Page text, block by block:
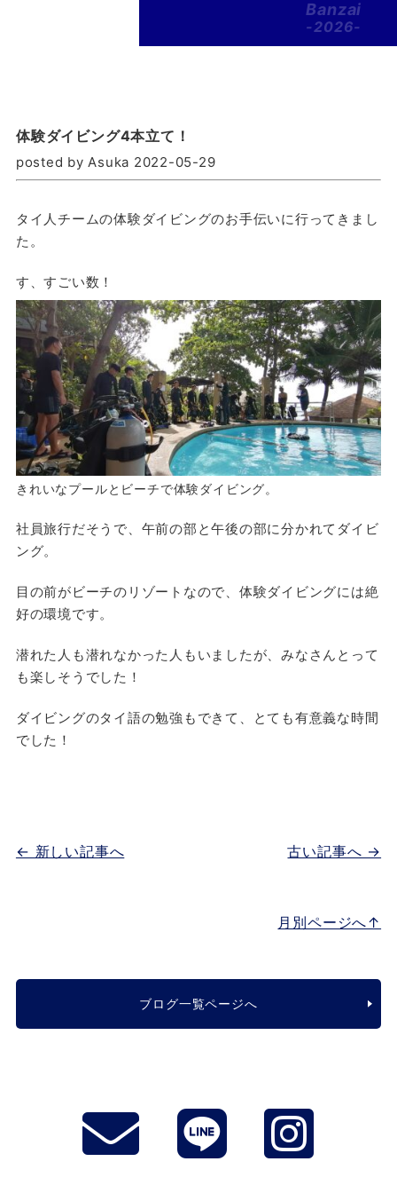
Banzai
-2026-
体験ダイビング4本立て！
posted by Asuka 2022-05-29
タイ人チームの体験ダイビングのお手伝いに行ってきまし
た。
す、すごい数！
きれいなプールとビーチで体験ダイビング。
社員旅行だそうで、午前の部と午後の部に分かれてダイビ
ング。
目の前がビーチのリゾートなので、体験ダイビングには絶
好の環境です。
潜れた人も潜れなかった人もいましたが、みなさんとって
も楽しそうでした！
ダイビングのタイ語の勉強もできて、とても有意義な時間
でした！
古い記事へ →
← 新しい記事へ
月別ページへ↑
ブログ一覧ページへ